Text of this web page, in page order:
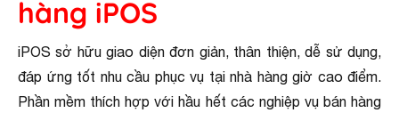
hàng iPOS
iPOS sở hữu giao diện đơn giản, thân thiện, dễ sử dụng,
đáp ứng tốt nhu cầu phục vụ tại nhà hàng giờ cao điểm.
Phần mềm thích hợp với hầu hết các nghiệp vụ bán hàng